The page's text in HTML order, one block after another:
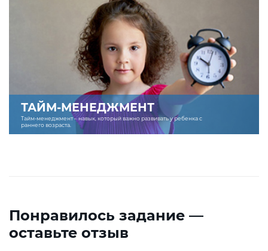
ТАЙМ-МЕНЕДЖМЕНТ
Тайм-менеджмент – навык, который важно развивать у ребенка с
раннего возраста.
Понравилось задание —
оставьте отзыв